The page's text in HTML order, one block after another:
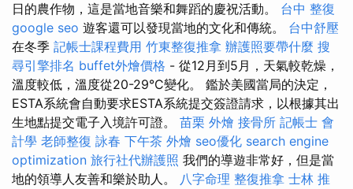
日的農作物，這是當地音樂和舞蹈的慶祝活動。 台中 整復
google seo 遊客還可以發現當地的文化和傳統。 台中舒壓
在冬季 記帳士課程費用 竹東整復推拿 辦護照要帶什麼 搜
尋引擎排名 buffet外燴價格 - 從12月到5月，天氣較乾燥，
溫度較低，溫度從20-29°C變化。 鑑於美國當局的決定，
ESTA系統會自動要求ESTA系統提交簽證請求，以根據其出
生地點提交電子入境許可證。 苗栗 外燴 接骨所 記帳士 會
計學 老師整復 詠春 下午茶 外燴 seo優化 search engine
optimization 旅行社代辦護照 我們的導遊非常好，但是當
地的領導人友善和樂於助人。 八字命理 整復推拿 士林 推